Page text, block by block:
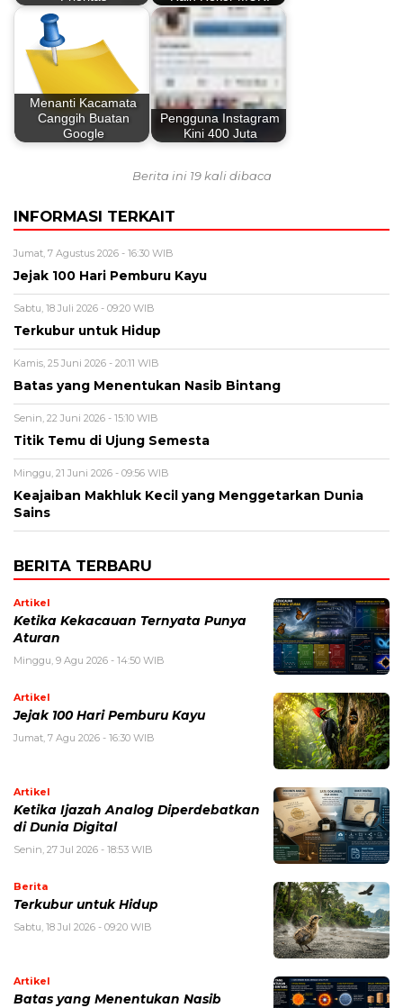
Menanti Kacamata
Canggih Buatan
Google
Pengguna Instagram
Kini 400 Juta
Berita ini 19 kali dibaca
INFORMASI TERKAIT
Jumat, 7 Agustus 2026 - 16:30 WIB
Jejak 100 Hari Pemburu Kayu
Sabtu, 18 Juli 2026 - 09:20 WIB
Terkubur untuk Hidup
Kamis, 25 Juni 2026 - 20:11 WIB
Batas yang Menentukan Nasib Bintang
Senin, 22 Juni 2026 - 15:10 WIB
Titik Temu di Ujung Semesta
Minggu, 21 Juni 2026 - 09:56 WIB
Keajaiban Makhluk Kecil yang Menggetarkan Dunia
Sains
BERITA TERBARU
Artikel
Ketika Kekacauan Ternyata Punya
Aturan
Minggu, 9 Agu 2026 - 14:50 WIB
Artikel
Jejak 100 Hari Pemburu Kayu
Jumat, 7 Agu 2026 - 16:30 WIB
Artikel
Ketika Ijazah Analog Diperdebatkan
di Dunia Digital
Senin, 27 Jul 2026 - 18:53 WIB
Berita
Terkubur untuk Hidup
Sabtu, 18 Jul 2026 - 09:20 WIB
Artikel
Batas yang Menentukan Nasib